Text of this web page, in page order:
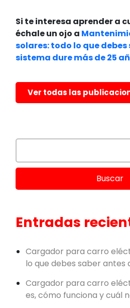
Si te interesa aprender a
échale un ojo a
solares: todo lo que
sistema dure más de 25
Ver todas las
Entradas
Cargador para carro
lo que debes saber antes
Cargador para carro
es, cómo funciona y cuál